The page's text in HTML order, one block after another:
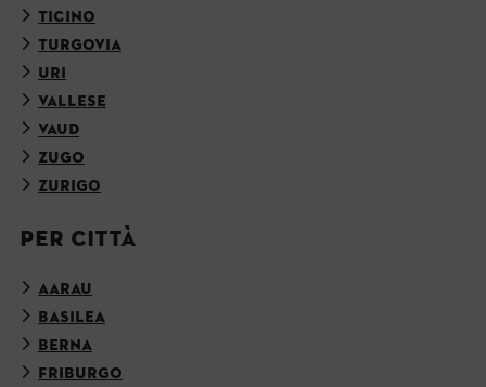
TICINO
TURGOVIA
URI
VALLESE
VAUD
ZUGO
ZURIGO
PER CITTÀ
AARAU
BASILEA
BERNA
FRIBURGO